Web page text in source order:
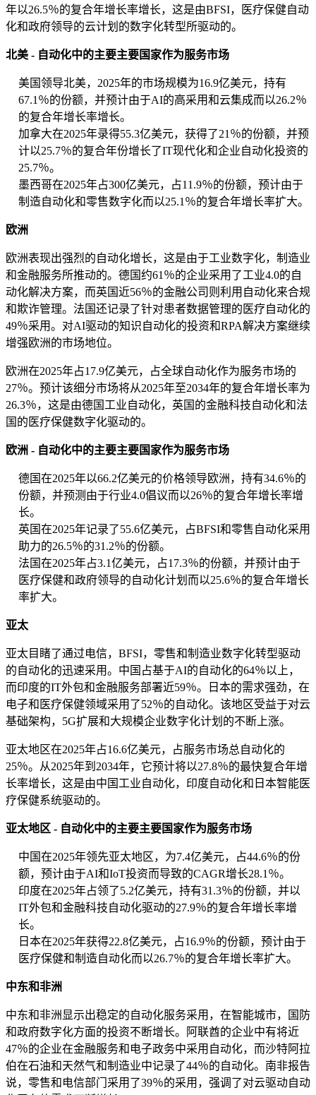
年以26.5％的复合年增长率增长，这是由BFSI，医疗保健自动
化和政府领导的云计划的数字化转型所驱动的。
北美 - 自动化中的主要主要国家作为服务市场
美国领导北美，2025年的市场规模为16.9亿美元，持有
67.1％的份额，并预计由于AI的高采用和云集成而以26.2％
的复合年增长率增长。
加拿大在2025年录得55.3亿美元，获得了21％的份额，并预
计以25.7％的复合年份增长了IT现代化和企业自动化投资的
25.7％。
墨西哥在2025年占300亿美元，占11.9％的份额，预计由于
制造自动化和零售数字化而以25.1％的复合年增长率扩大。
欧洲
欧洲表现出强烈的自动化增长，这是由于工业数字化，制造业
和金融服务所推动的。德国约61％的企业采用了工业4.0的自
动化解决方案，而英国近56％的金融公司则利用自动化来合规
和欺诈管理。法国还记录了针对患者数据管理的医疗自动化的
49％采用。对AI驱动的知识自动化的投资和RPA解决方案继续
增强欧洲的市场地位。
欧洲在2025年占17.9亿美元，占全球自动化作为服务市场的
27％。预计该细分市场将从2025年至2034年的复合年增长率为
26.3％，这是由德国工业自动化，英国的金融科技自动化和法
国的医疗保健数字化驱动的。
欧洲 - 自动化中的主要主要国家作为服务市场
德国在2025年以66.2亿美元的价格领导欧洲，持有34.6％的
份额，并预测由于行业4.0倡议而以26％的复合年增长率增
长。
英国在2025年记录了55.6亿美元，占BFSI和零售自动化采用
助力的26.5％的31.2％的份额。
法国在2025年占3.1亿美元，占17.3％的份额，并预计由于
医疗保健和政府领导的自动化计划而以25.6％的复合年增长
率扩大。
亚太
亚太目睹了通过电信，BFSI，零售和制造业数字化转型驱动
的自动化的迅速采用。中国占基于AI的自动化的64％以上，
而印度的IT外包和金融服务部署近59％。日本的需求强劲，在
电子和医疗保健领域采用了52％的自动化。该地区受益于对云
基础架构，5G扩展和大规模企业数字化计划的不断上涨。
亚太地区在2025年占16.6亿美元，占服务市场总自动化的
25％。从2025年到2034年，它预计将以27.8％的最快复合年增
长率增长，这是由中国工业自动化，印度自动化和日本智能医
疗保健系统驱动的。
亚太地区 - 自动化中的主要主要国家作为服务市场
中国在2025年领先亚太地区，为7.4亿美元，占44.6％的份
额，预计由于AI和IoT投资而导致的CAGR增长28.1％。
印度在2025年占领了5.2亿美元，持有31.3％的份额，并以
IT外包和金融科技自动化驱动的27.9％的复合年增长率增
长。
日本在2025年获得22.8亿美元，占16.9％的份额，预计由于
医疗保健和制造自动化而以26.7％的复合年增长率扩大。
中东和非洲
中东和非洲显示出稳定的自动化服务采用，在智能城市，国防
和政府数字化方面的投资不断增长。阿联酋的企业中有将近
47％的企业在金融服务和电子政务中采用自动化，而沙特阿拉
伯在石油和天然气和制造业中记录了44％的自动化。南非报告
说，零售和电信部门采用了39％的采用，强调了对云驱动自动